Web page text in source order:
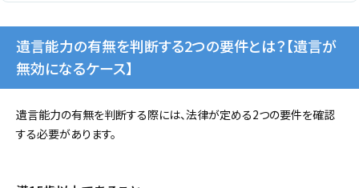
遺言能力の有無を判断する2つの要件とは？【遺言が
無効になるケース】
遺言能力の有無を判断する際には、法律が定める2つの要件を確認
する必要があります。